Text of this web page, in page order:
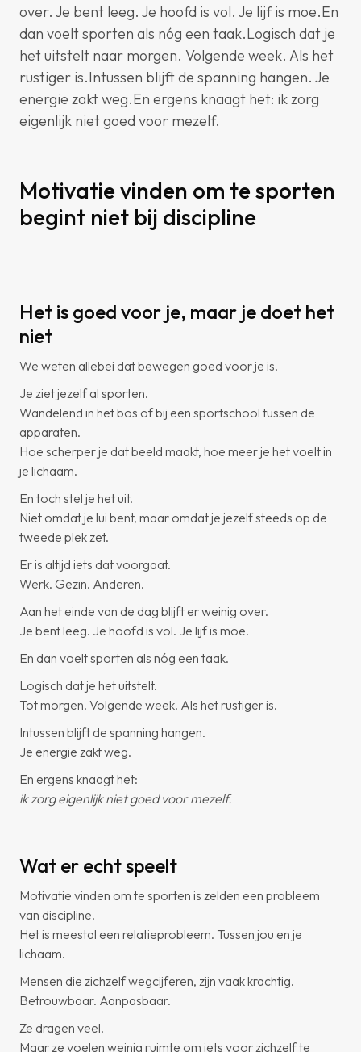
over. Je bent leeg. Je hoofd is vol. Je lijf is moe.En
dan voelt sporten als nóg een taak.Logisch dat je
het uitstelt naar morgen. Volgende week. Als het
rustiger is.Intussen blijft de spanning hangen. Je
energie zakt weg.En ergens knaagt het: ik zorg
eigenlijk niet goed voor mezelf.
Motivatie vinden om te sporten
begint niet bij discipline
Het is goed voor je, maar je doet het
niet
We weten allebei dat bewegen goed voor je is.
Je ziet jezelf al sporten.
Wandelend in het bos of bij een sportschool tussen de
apparaten.
Hoe scherper je dat beeld maakt, hoe meer je het voelt in
je lichaam.
En toch stel je het uit.
Niet omdat je lui bent, maar omdat je jezelf steeds op de
tweede plek zet.
Er is altijd iets dat voorgaat.
Werk. Gezin. Anderen.
Aan het einde van de dag blijft er weinig over.
Je bent leeg. Je hoofd is vol. Je lijf is moe.
En dan voelt sporten als nóg een taak.
Logisch dat je het uitstelt.
Tot morgen. Volgende week. Als het rustiger is.
Intussen blijft de spanning hangen.
Je energie zakt weg.
En ergens knaagt het:
ik zorg eigenlijk niet goed voor mezelf.
Wat er echt speelt
Motivatie vinden om te sporten is zelden een probleem
van discipline.
Het is meestal een relatieprobleem. Tussen jou en je
lichaam.
Mensen die zichzelf wegcijferen, zijn vaak krachtig.
Betrouwbaar. Aanpasbaar.
Ze dragen veel.
Maar ze voelen weinig ruimte om iets voor zichzelf te